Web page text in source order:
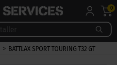
0
> BATTLAX SPORT TOURING T32 GT